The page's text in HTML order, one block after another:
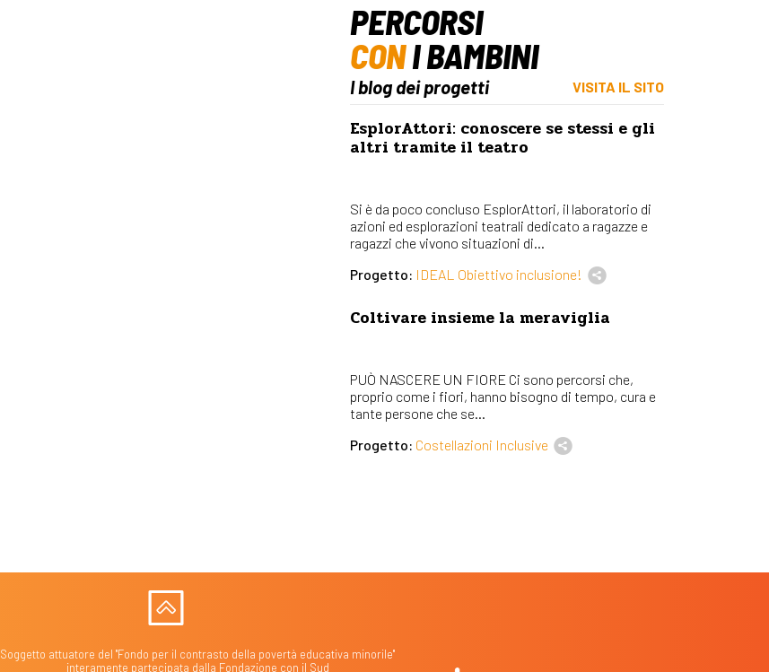
PERCORSI
CONI BAMBINI
I blog dei progetti VISITA IL SITO
EsplorAttori: conoscere se stessi e gli
altri tramite il teatro
Si è da poco concluso EsplorAttori, il laboratorio di
azioni ed esplorazioni teatrali dedicato a ragazze e
ragazzi che vivono situazioni di...
Progetto: IDEAL Obiettivo inclusione!
Coltivare insieme la meraviglia
PUÒ NASCERE UN FIORE Ci sono percorsi che,
proprio come i fiori, hanno bisogno di tempo, cura e
tante persone che se...
Progetto: Costellazioni Inclusive
Soggetto attuatore del "Fondo per il contrasto della povertà educativa minorile"
interamente partecipata dalla Fondazione con il Sud